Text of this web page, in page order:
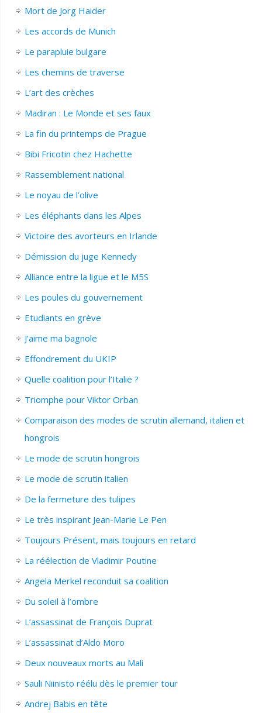
Mort de Jorg Haider
Les accords de Munich
Le parapluie bulgare
Les chemins de traverse
L’art des crèches
Madiran : Le Monde et ses faux
La fin du printemps de Prague
Bibi Fricotin chez Hachette
Rassemblement national
Le noyau de l’olive
Les éléphants dans les Alpes
Victoire des avorteurs en Irlande
Démission du juge Kennedy
Alliance entre la ligue et le M5S
Les poules du gouvernement
Etudiants en grève
J’aime ma bagnole
Effondrement du UKIP
Quelle coalition pour l’Italie ?
Triomphe pour Viktor Orban
Comparaison des modes de scrutin allemand, italien et
hongrois
Le mode de scrutin hongrois
Le mode de scrutin italien
De la fermeture des tulipes
Le très inspirant Jean-Marie Le Pen
Toujours Présent, mais toujours en retard
La réélection de Vladimir Poutine
Angela Merkel reconduit sa coalition
Du soleil à l’ombre
L’assassinat de François Duprat
L’assassinat d’Aldo Moro
Deux nouveaux morts au Mali
Sauli Niinisto réélu dès le premier tour
Andrej Babis en tête